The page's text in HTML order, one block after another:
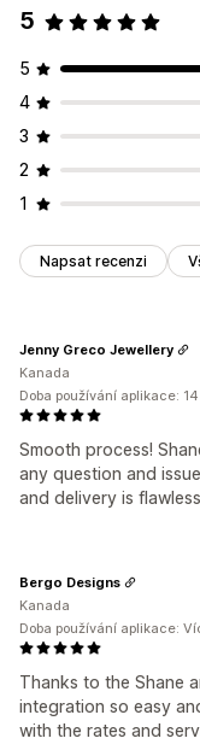
5
5
4
3
2
1
Napsat recenzi
Smooth process!
any question and
and delivery is
Jenny Greco Jewellery
Kanada
Doba používání aplikace:
Thanks to the Shane
integration so easy
with the rates and
Bergo Designs
Kanada
Doba používání aplikace: